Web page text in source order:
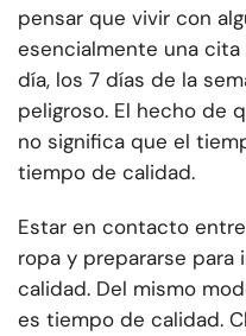
pensar que vivir con
esencialmente una
día, los 7 días de la
peligroso. El hecho de
no significa que el
tiempo de calidad.
Estar en contacto
ropa y prepararse para
calidad. Del mismo
es tiempo de calidad.